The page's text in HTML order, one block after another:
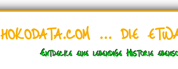
hokodata.com … die
Entdecke eine lebendige Historie